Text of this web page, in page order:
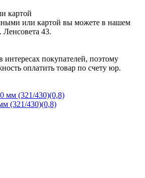
картой
или картой вы можете в нашем
Ленсовета 43.
интересах покупателей, поэтому
оплатить товар по счету юр.
(321/430)(0,8)